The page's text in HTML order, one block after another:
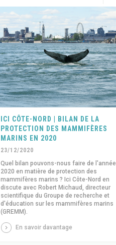
ICI CÔTE-NORD | BILAN DE LA
PROTECTION DES MAMMIFÈRES
MARINS EN 2020
23/12/2020
Quel bilan pouvons-nous faire de l'année
2020 en matière de protection des
mammifères marins ? Ici Côte-Nord en
discute avec Robert Michaud, directeur
scientifique du Groupe de recherche et
d'éducation sur les mammifères marins
(GREMM).
En savoir davantage